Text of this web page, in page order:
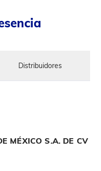
Distribuidores
MÉXICO S.A. DE CV